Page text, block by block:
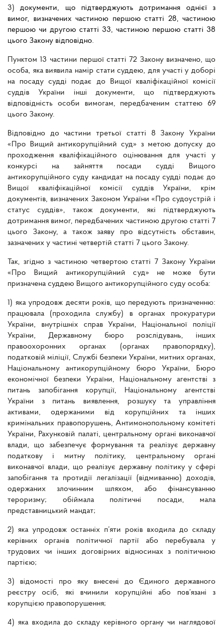
3)документи, що підтверджують дотримання однієї з
вимог, визначених частиною першою статті 28, частиною
першою чи другою статті 33, частиною першою статті 38
цього Закону відповідно.
Пунктом 13 частини першої статті 72 Закону визначено, що
особа, яка виявила намір стати суддею, для участі у доборі
на посаду судді подає до Вищої кваліфікаційної комісії
суддів України інші документи, що підтверджують
відповідність особи вимогам, передбаченим статтею 69
цього Закону.
Відповідно до частини третьої статті 8 Закону України
«Про Вищий антикорупційний суд» з метою допуску до
проходження кваліфікаційного оцінювання для участі у
конкурсі на зайняття посади судді Вищого
антикорупційного суду кандидат на посаду судді подає до
Вищої кваліфікаційної комісії суддів України, крім
документів, визначених Законом України «Про судоустрій і
статус суддів», також документи, які підтверджують
дотримання вимог, передбачених частиною другою статті 7
цього Закону, а також заяву про відсутність обставин,
зазначених у частині четвертій статті 7 цього Закону.
Так, згідно з частиною четвертою статті 7 Закону України
«Про Вищий антикорупційний суд» не може бути
призначена суддею Вищого антикорупційного суду особа:
1) яка упродовж десяти років, що передують призначенню:
працювала (проходила службу) в органах прокуратури
України, внутрішніх справ України, Національної поліції
України, Державному бюро розслідувань, інших
правоохоронних органах (органах правопорядку),
податковій міліції, Службі безпеки України, митних органах,
Національному антикорупційному бюро України, Бюро
економічної безпеки України, Національному агентстві з
питань запобігання корупції, Національному агентстві
України з питань виявлення, розшуку та управління
активами, одержаними від корупційних та інших
кримінальних правопорушень, Антимонопольному комітеті
України, Рахунковій палаті, центральному органі виконавчої
влади, що забезпечує формування та реалізує державну
податкову і митну політику, центральному органі
виконавчої влади, що реалізує державну політику у сфері
запобігання та протидії легалізації (відмиванню) доходів,
одержаних злочинним шляхом, або фінансуванню
тероризму; обіймала політичні посади, мала
представницький мандат;
2) яка упродовж останніх п’яти років входила до складу
керівних органів політичної партії або перебувала у
трудових чи інших договірних відносинах з політичною
партією;
3) відомості про яку внесені до Єдиного державного
реєстру осіб, які вчинили корупційні або пов’язані з
корупцією правопорушення;
4) яка входила до складу керівного органу чи наглядової